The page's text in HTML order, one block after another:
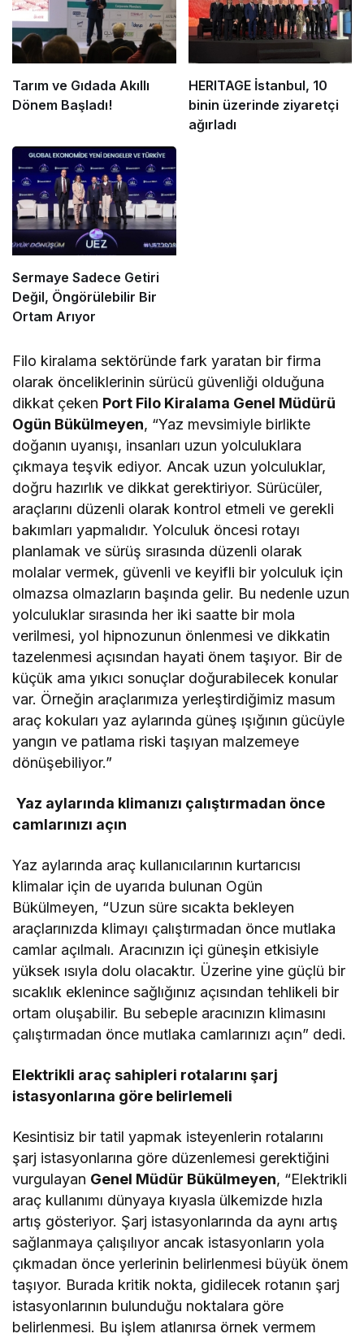
Tarım ve Gıdada Akıllı
Dönem Başladı!
HERITAGE İstanbul, 10
binin üzerinde ziyaretçi
ağırladı
Sermaye Sadece Getiri
Değil, Öngörülebilir Bir
Ortam Arıyor
Filo kiralama sektöründe fark yaratan bir firma
olarak önceliklerinin sürücü güvenliği olduğuna
dikkat çeken Port Filo Kiralama Genel Müdürü
Ogün Bükülmeyen, “Yaz mevsimiyle birlikte
doğanın uyanışı, insanları uzun yolculuklara
çıkmaya teşvik ediyor. Ancak uzun yolculuklar,
doğru hazırlık ve dikkat gerektiriyor. Sürücüler,
araçlarını düzenli olarak kontrol etmeli ve gerekli
bakımları yapmalıdır. Yolculuk öncesi rotayı
planlamak ve sürüş sırasında düzenli olarak
molalar vermek, güvenli ve keyifli bir yolculuk için
olmazsa olmazların başında gelir. Bu nedenle uzun
yolculuklar sırasında her iki saatte bir mola
verilmesi, yol hipnozunun önlenmesi ve dikkatin
tazelenmesi açısından hayati önem taşıyor. Bir de
küçük ama yıkıcı sonuçlar doğurabilecek konular
var. Örneğin araçlarımıza yerleştirdiğimiz masum
araç kokuları yaz aylarında güneş ışığının gücüyle
yangın ve patlama riski taşıyan malzemeye
dönüşebiliyor.”
Yaz aylarında klimanızı çalıştırmadan önce
camlarınızı açın
Yaz aylarında araç kullanıcılarının kurtarıcısı
klimalar için de uyarıda bulunan Ogün
Bükülmeyen, “Uzun süre sıcakta bekleyen
araçlarınızda klimayı çalıştırmadan önce mutlaka
camlar açılmalı. Aracınızın içi güneşin etkisiyle
yüksek ısıyla dolu olacaktır. Üzerine yine güçlü bir
sıcaklık eklenince sağlığınız açısından tehlikeli bir
ortam oluşabilir. Bu sebeple aracınızın klimasını
çalıştırmadan önce mutlaka camlarınızı açın” dedi.
Elektrikli araç sahipleri rotalarını şarj
istasyonlarına göre belirlemeli
Kesintisiz bir tatil yapmak isteyenlerin rotalarını
şarj istasyonlarına göre düzenlemesi gerektiğini
vurgulayan Genel Müdür Bükülmeyen, “Elektrikli
araç kullanımı dünyaya kıyasla ülkemizde hızla
artış gösteriyor. Şarj istasyonlarında da aynı artış
sağlanmaya çalışılıyor ancak istasyonların yola
çıkmadan önce yerlerinin belirlenmesi büyük önem
taşıyor. Burada kritik nokta, gidilecek rotanın şarj
istasyonlarının bulunduğu noktalara göre
belirlenmesi. Bu işlem atlanırsa örnek vermem